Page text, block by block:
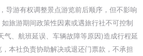
导游有权调整景点游览前后顺序，但不影响
旅游期间政策性因素或遇旅行社不可控制
气、航班延误、车辆故障等原因)造成行程延
本社负责协助解决或退还门票款，不承担